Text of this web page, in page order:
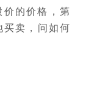
的价格，第
卖，问如何